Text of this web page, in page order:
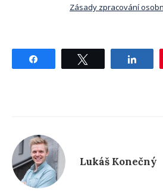
Zásady zpracování
Tweetnout
Lukáš Konečný